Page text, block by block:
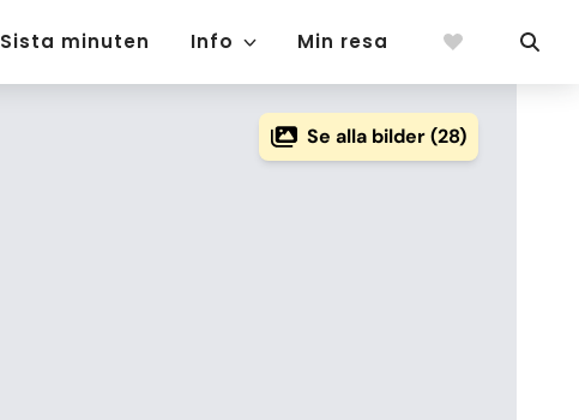
Sista minuten Info Min resa
Se alla bilder (28)